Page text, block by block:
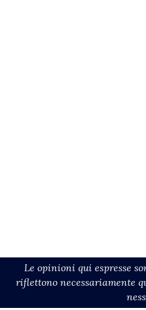
Le opinioni qui espresse
riflettono necessariamente